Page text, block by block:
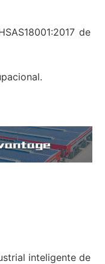
de
inteligente de